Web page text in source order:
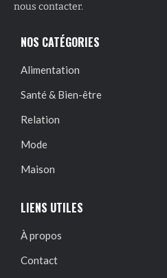
nous contacter.
NOS CATÉGORIES
Alimentation
Santé & Bien-être
Relation
Mode
Maison
LIENS UTILES
À propos
Contact